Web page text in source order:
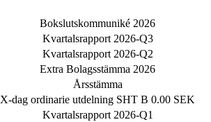
Bokslutskommuniké 2026
Kvartalsrapport 2026-Q3
Kvartalsrapport 2026-Q2
Extra Bolagsstämma 2026
Årsstämma
X-dag ordinarie utdelning SHT B 0.00 SEK
Kvartalsrapport 2026-Q1